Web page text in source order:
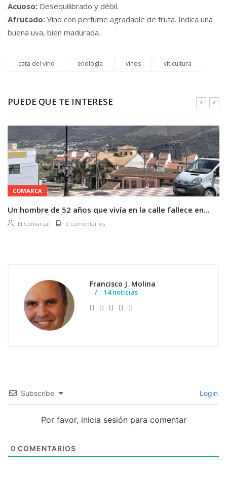
Acuoso: Desequilibrado y débil.
Afrutado: Vino con perfume agradable de fruta. Indica una
buena uva, bien madurada.
cata del vino enología vinos viticultura
PUEDE QUE TE INTERESE
COMARCA
Un hombre de 52 años que vivía en la calle fallece en...
El Comarcal 0 comentarios
Francisco J. Molina
14 noticias
Subscribe Login
Por favor, inicia sesión para comentar
0 COMENTARIOS